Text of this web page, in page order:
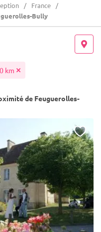
France
Bully
km
de Feuguerolles-